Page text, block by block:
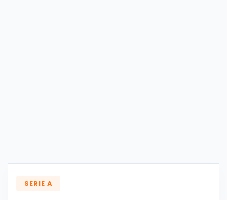
SERIE A